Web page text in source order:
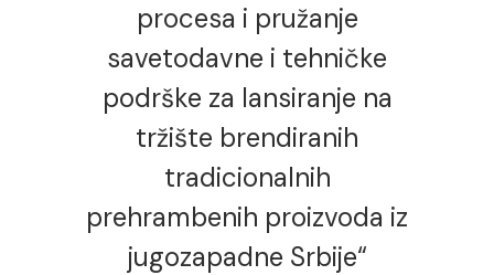
procesa i pružanje
savetodavne i tehničke
podrške za lansiranje na
tržište brendiranih
tradicionalnih
prehrambenih proizvoda iz
jugozapadne Srbije“